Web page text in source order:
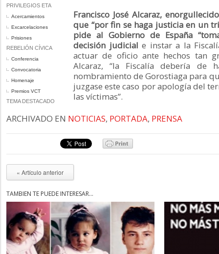
PRIVILEGIOS ETA
Acercamientos
Excarcelaciones
Prisiones
REBELIÓN CÍVICA
Conferencia
Convocatoria
Homenaje
Premios VCT
TEMA DESTACADO
Francisco José Alcaraz,
que “por fin se haga justicia en un
pide al Gobierno de España
decisión judicial e instar a la
actuar de oficio ante hechos tan
Alcaraz, “la Fiscalía debería de
nombramiento de Gorostiaga para
juzgase este caso por apología del
las víctimas”.
ARCHIVADO EN NOTICIAS, PORTADA, PRENSA
« Artículo anterior
TAMBIÉN TE PUEDE INTERESAR...